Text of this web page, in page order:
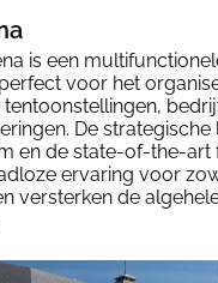
is een
voor het
De strategische
en de state-of-the-art
ervaring voor
versterken de